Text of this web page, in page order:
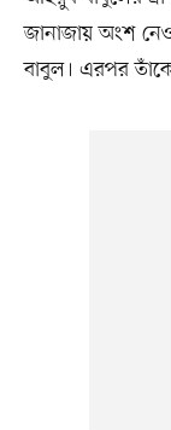
জানাজায় অংশ
বাবুল। এরপর তাঁকে